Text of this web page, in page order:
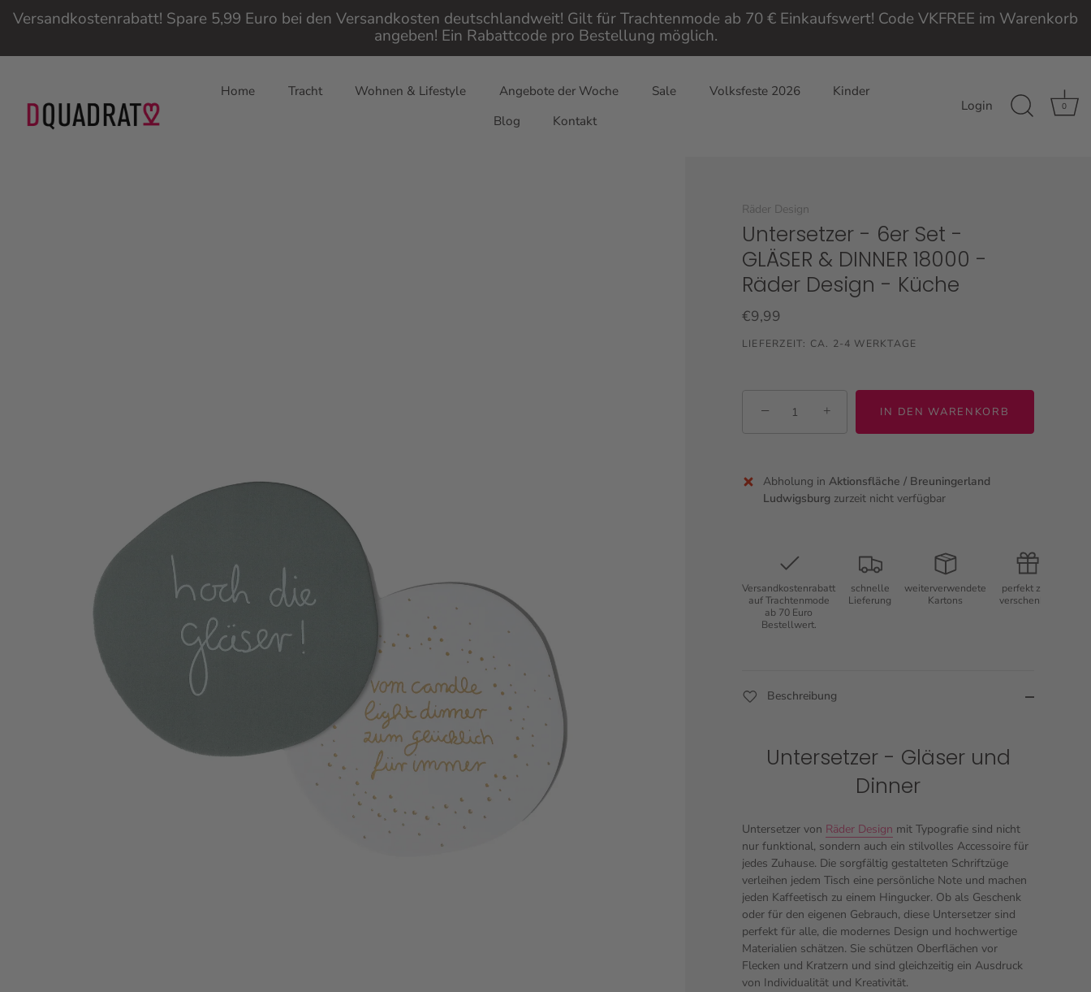
Versandkostenrabatt! Spare 5,99 Euro bei den Versandkosten deutschlandweit! Gilt für Trachtenmode ab 70 € Einkaufswert! Code VKFREE im Warenkorb
angeben! Ein Rabattcode pro Bestellung möglich.
Home Tracht Wohnen & Lifestyle Angebote der Woche Sale Volksfeste 2026
Kinder
Blog
Kontakt
Login 0
Räder Design
Untersetzer - 6er Set -
GLÄSER & DINNER 18000 -
Räder Design - Küche
€9,99
LIEFERZEIT: CA. 2-4 WERKTAGE
− + IN DEN WARENKORB
Abholung in Aktionsfläche / Breuningerland
Ludwigsburg zurzeit nicht verfügbar
Versandkostenrabatt
auf Trachtenmode
ab 70 Euro
Bestellwert.
schnelle
Lieferung
weiterverwendete
Kartons
perfekt zum
verschenken
Beschreibung
Untersetzer - Gläser und
Dinner
Untersetzer von Räder Design mit Typografie sind nicht
nur funktional, sondern auch ein stilvolles Accessoire für
jedes Zuhause. Die sorgfältig gestalteten Schriftzüge
verleihen jedem Tisch eine persönliche Note und machen
jeden Kaffeetisch zu einem Hingucker. Ob als Geschenk
oder für den eigenen Gebrauch, diese Untersetzer sind
perfekt für alle, die modernes Design und hochwertige
Materialien schätzen. Sie schützen Oberflächen vor
Flecken und Kratzern und sind gleichzeitig ein Ausdruck
von Individualität und Kreativität.